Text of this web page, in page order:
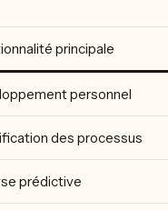
principale
personnel
des processus
prédictive